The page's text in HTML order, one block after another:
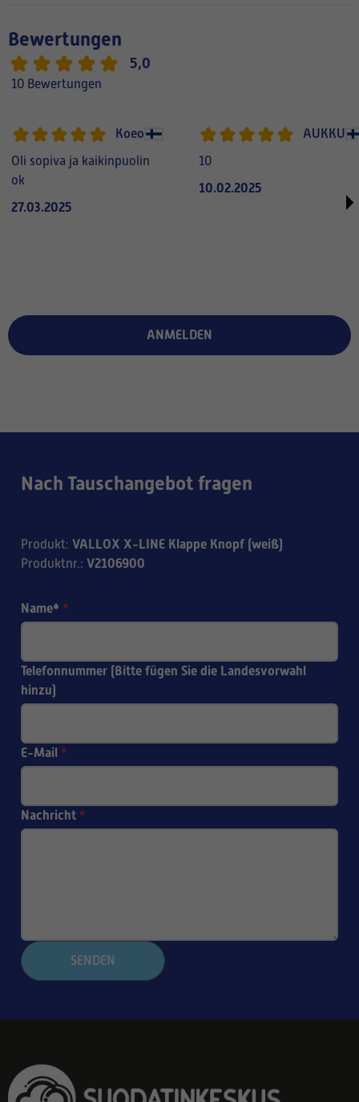
Bewertungen
5,0
10 Bewertungen
Koeo
Oli sopiva ja kaikinpuolin
ok
27.03.2025
AUKKU
10
10.02.2025
ANMELDEN
Nach Tauschangebot fragen
Produkt: VALLOX X-LINE Klappe Knopf (weiß)
Produktnr.: V2106900
Name* *
Telefonnummer (Bitte fügen Sie die Landesvorwahl
hinzu)
E-Mail *
Nachricht *
SENDEN